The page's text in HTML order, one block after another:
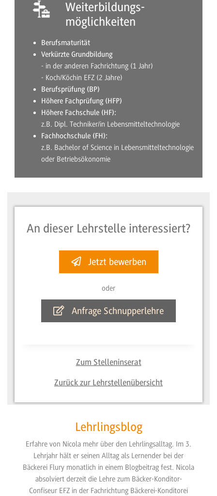
Weiterbildungs-
möglichkeiten
Berufsmaturität
Verkürzte Grundbildung
- in der anderen Fachrichtung (1 Jahr)
- Koch/Köchin EFZ (2 Jahre)
Berufsprüfung (BP)
Höhere Fachprüfung (HFP)
Höhere Fachschule (HF):
z.B. Dipl. Techniker/in Lebensmitteltechnologie
Fachhochschule (FH):
z.B. Bachelor of Science in Lebensmitteltechnologie
oder Betriebsökonomie
An dieser Lehrstelle interessiert?
Jetzt bewerben
oder
Anfrage Schnupperlehre
Zum Stelleninserat
Zurück zur Lehrstellenübersicht
Lehrlingsblog
Erfahre von Nicola mehr über den Lehrlingsalltag. Im 3.
Lehrjahr hält er seinen Alltag als Lernender bei der
Bäckerei Flury monatlich in einem Blogbeitrag fest. Nicola
absolviert derzeit die Lehre zum Bäcker-Konditor-
Confiseur EFZ in der Fachrichtung Bäckerei-Konditorei